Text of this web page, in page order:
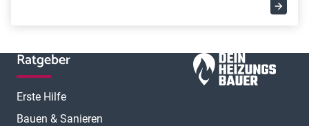
Ratgeber
Erste Hilfe
Bauen & Sanieren